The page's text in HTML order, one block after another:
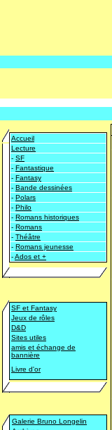
Accueil
Lecture
- SF
- Fantastique
- Fantasy
- Bande dessinées
- Polars
- Philo
- Romans historiques
- Romans
- Théâtre
- Romans jeunesse
-Ados et +
SF et Fantasy
Jeux de rôles
D&D
Sites utiles
amis et échange de
bannière
Livre d'or
Galerie Bruno Longelin